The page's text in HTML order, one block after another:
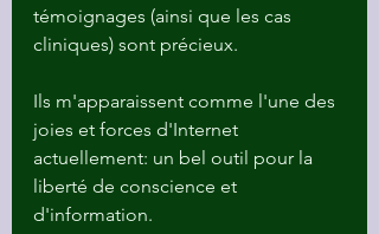
témoignages (ainsi que les cas
cliniques) sont précieux.
Ils m'apparaissent comme l'une des
joies et forces d'Internet
actuellement: un bel outil pour la
liberté de conscience et
d'information.